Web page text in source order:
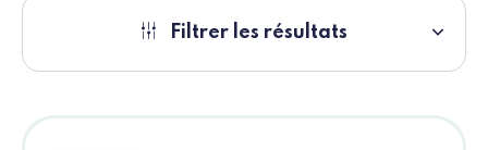
Filtrer les résultats